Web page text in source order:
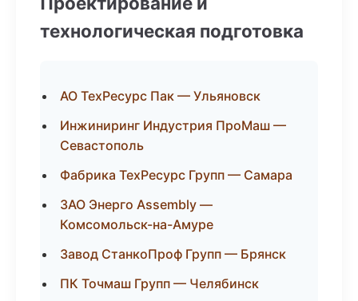
технологическая подготовка
АО ТехРесурс Пак — Ульяновск
Инжиниринг Индустрия ПроМаш —
Севастополь
Фабрика ТехРесурс Групп — Самара
ЗАО Энерго Assembly —
Комсомольск-на-Амуре
Завод СтанкоПроф Групп — Брянск
ПК Точмаш Групп — Челябинск